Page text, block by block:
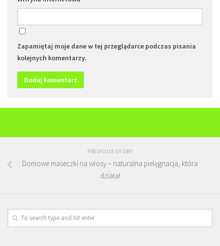
Zapamiętaj moje dane w tej przeglądarce podczas pisania
kolejnych komentarzy.
PREVIOUS STORY
Domowe maseczki na włosy – naturalna pielęgnacja, która
działa!